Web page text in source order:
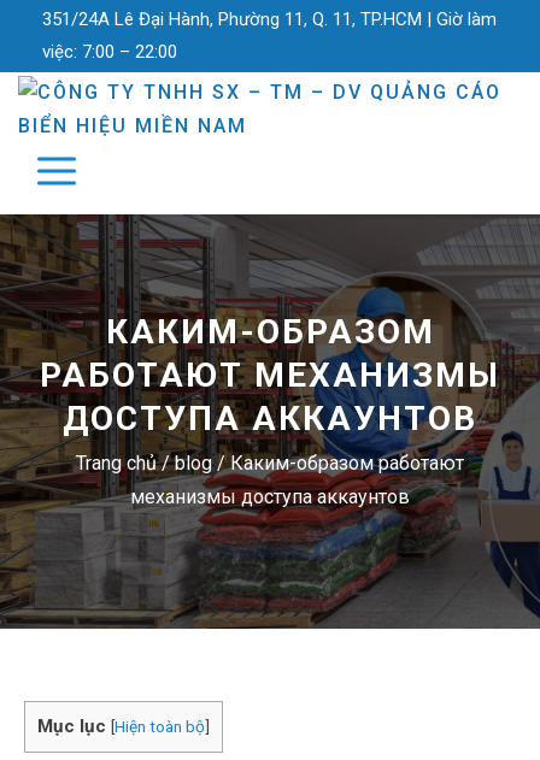
351/24A Lê Đại Hành, Phường 11, Q. 11, TP.HCM | Giờ làm
việc: 7:00 – 22:00
КАКИМ-ОБРАЗОМ
РАБОТАЮТ МЕХАНИЗМЫ
ДОСТУПА АККАУНТОВ
Trang chủ/blog/Каким-образом работают
механизмы доступа аккаунтов
Mục lục [Hiện toàn bộ]